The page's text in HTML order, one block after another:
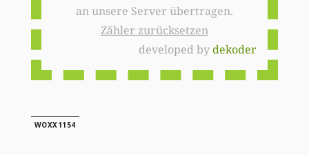
an unsere Server übertragen.
Zähler zurücksetzen
developed bydekoder
WOXX1154